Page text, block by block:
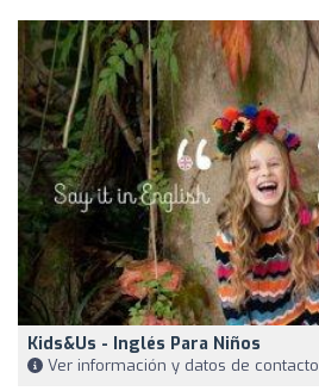
Kids&Us - Inglés Para Niños
Ver información y datos de contacto